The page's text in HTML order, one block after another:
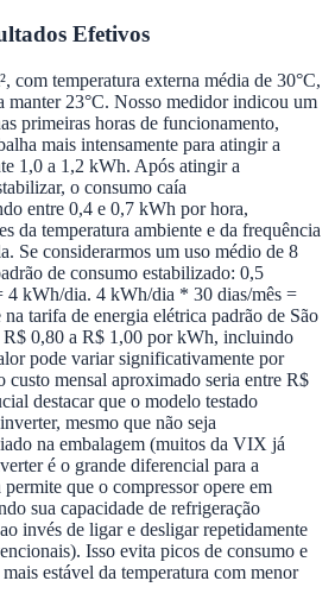
Efetivos
com temperatura externa média de 30°C,
23°C. Nosso medidor indicou um
primeiras horas de funcionamento,
mais intensamente para atingir a
1,0 a 1,2 kWh. Após atingir a
o consumo caía
entre 0,4 e 0,7 kWh por hora,
da temperatura ambiente e da frequência
Se considerarmos um uso médio de 8
de consumo estabilizado: 0,5
4 kWh/dia. 4 kWh/dia * 30 dias/mês =
tarifa de energia elétrica padrão de São
R$ 0,80 a R$ 1,00 por kWh, incluindo
pode variar significativamente por
custo mensal aproximado seria entre R$
destacar que o modelo testado
mesmo que não seja
na embalagem (muitos da VIX já
é o grande diferencial para a
que o compressor opere em
sua capacidade de refrigeração
invés de ligar e desligar repetidamente
Isso evita picos de consumo e
estável da temperatura com menor